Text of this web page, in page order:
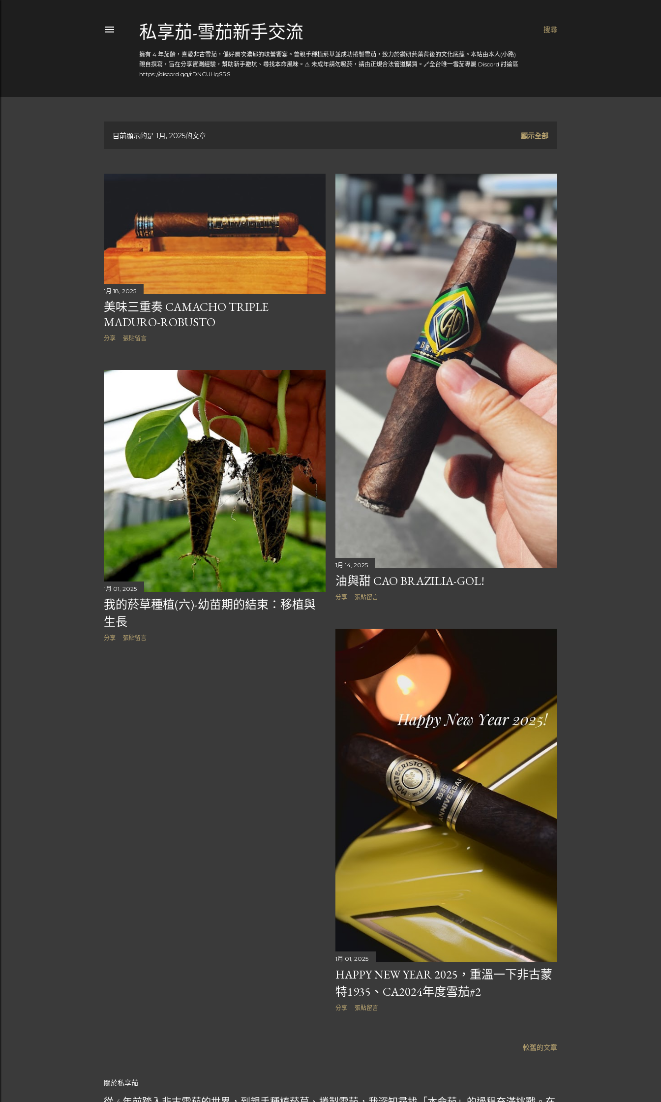
搜尋
私享茄-雪茄新手交流
擁有 4 年茄齡，喜愛非古雪茄，偏好層次濃郁的味蕾饗宴。曾親手種植菸草並成功捲製雪茄，致力於鑽研菸葉背後的文化底蘊。本站由本人(小路)
親自撰寫，旨在分享實測經驗，幫助新手避坑、尋找本命風味。⚠️ 未成年請勿吸菸，請由正規合法管道購買。🔗全台唯一雪茄專屬 Discord 討論區
https://discord.gg/rDNCUHgSRS
發
目前顯示的是 1月, 2025的文章 顯示全部
1月 18, 2025
美味三重奏 CAMACHO TRIPLE
MADURO-ROBUSTO
分享 張貼留言
1月 14, 2025
油與甜 CAO BRAZILIA-GOL!
分享 張貼留言
1月 01, 2025
我的菸草種植(六)-幼苗期的結束：移植與
生長
分享 張貼留言
1月 01, 2025
HAPPY NEW YEAR 2025，重溫一下非古蒙
特1935、CA2024年度雪茄#2
分享 張貼留言
較舊的文章
關於私享茄